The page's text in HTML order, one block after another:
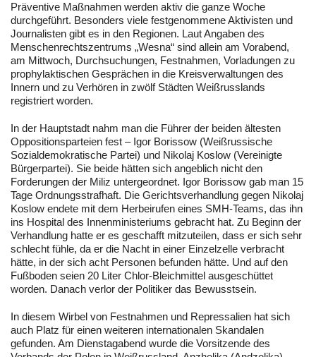
Präventive Maßnahmen werden aktiv die ganze Woche
durchgeführt. Besonders viele festgenommene Aktivisten und
Journalisten gibt es in den Regionen. Laut Angaben des
Menschenrechtszentrums „Wesna“ sind allein am Vorabend,
am Mittwoch, Durchsuchungen, Festnahmen, Vorladungen zu
prophylaktischen Gesprächen in die Kreisverwaltungen des
Innern und zu Verhören in zwölf Städten Weißrusslands
registriert worden.
In der Hauptstadt nahm man die Führer der beiden ältesten
Oppositionsparteien fest – Igor Borissow (Weißrussische
Sozialdemokratische Partei) und Nikolaj Koslow (Vereinigte
Bürgerpartei). Sie beide hätten sich angeblich nicht den
Forderungen der Miliz untergeordnet. Igor Borissow gab man 15
Tage Ordnungsstrafhaft. Die Gerichtsverhandlung gegen Nikolaj
Koslow endete mit dem Herbeirufen eines SMH-Teams, das ihn
ins Hospital des Innenministeriums gebracht hat. Zu Beginn der
Verhandlung hatte er es geschafft mitzuteilen, dass er sich sehr
schlecht fühle, da er die Nacht in einer Einzelzelle verbracht
hätte, in der sich acht Personen befunden hätte. Und auf den
Fußboden seien 20 Liter Chlor-Bleichmittel ausgeschüttet
worden. Danach verlor der Politiker das Bewusstsein.
In diesem Wirbel von Festnahmen und Repressalien hat sich
auch Platz für einen weiteren internationalen Skandalen
gefunden. Am Dienstagabend wurde die Vorsitzende des